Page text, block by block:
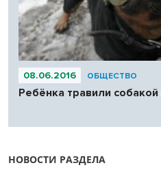
08.06.2016 ОБЩЕСТВО
Ребёнка травили
НОВОСТИ РАЗДЕЛА